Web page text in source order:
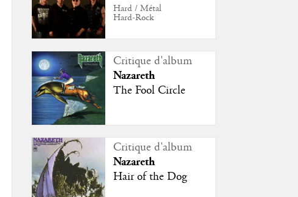
Hard / Métal
Hard-Rock
Critique d'album
Nazareth
The Fool Circle
Critique d'album
Nazareth
Hair of the Dog